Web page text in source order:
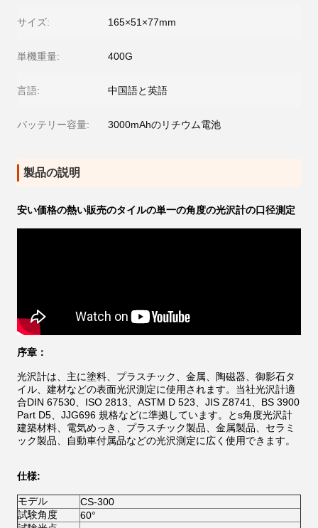
サイズ: 165×51×77mm
単機重量: 400G
言語: 中国語と英語
バッテリー容量: 3000mAhのリチウム電池
製品の説明
安い価格の熱い販売のタイルの単一の角度の光沢計の口径測定
序章：
光沢計は、主に塗料、プラスチック、金属、陶磁器、御影石タ
イル、建材などの表面光沢測定に使用されます。当社光沢計適
合DIN 67530、ISO 2813、ASTM D 523、JIS Z8741、BS 3900
Part D5、JJG696 規格などに準拠しています。とs角度光沢計
建築材料、電気めっき、プラスチック製品、金属製品、セラミ
ック製品、自動車付属品などの光沢測定に広く使用できます。
仕様:
モデル
CS-300
試験角度
60°